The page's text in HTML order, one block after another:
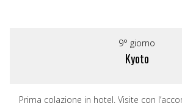
9° giorno
Kyoto
Prima colazione in hotel. Visite con